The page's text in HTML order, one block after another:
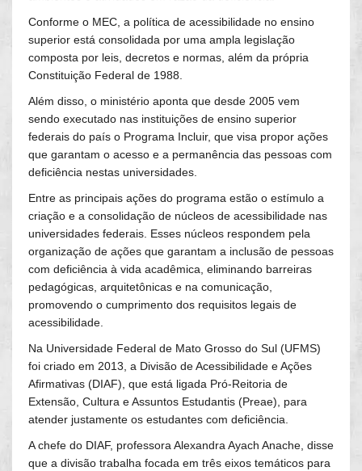
Conforme o MEC, a política de acessibilidade no ensino
superior está consolidada por uma ampla legislação
composta por leis, decretos e normas, além da própria
Constituição Federal de 1988.
Além disso, o ministério aponta que desde 2005 vem
sendo executado nas instituições de ensino superior
federais do país o Programa Incluir, que visa propor ações
que garantam o acesso e a permanência das pessoas com
deficiência nestas universidades.
Entre as principais ações do programa estão o estímulo a
criação e a consolidação de núcleos de acessibilidade nas
universidades federais. Esses núcleos respondem pela
organização de ações que garantam a inclusão de pessoas
com deficiência à vida acadêmica, eliminando barreiras
pedagógicas, arquitetônicas e na comunicação,
promovendo o cumprimento dos requisitos legais de
acessibilidade.
Na Universidade Federal de Mato Grosso do Sul (UFMS)
foi criado em 2013, a Divisão de Acessibilidade e Ações
Afirmativas (DIAF), que está ligada Pró-Reitoria de
Extensão, Cultura e Assuntos Estudantis (Preae), para
atender justamente os estudantes com deficiência.
A chefe do DIAF, professora Alexandra Ayach Anache, disse
que a divisão trabalha focada em três eixos temáticos para